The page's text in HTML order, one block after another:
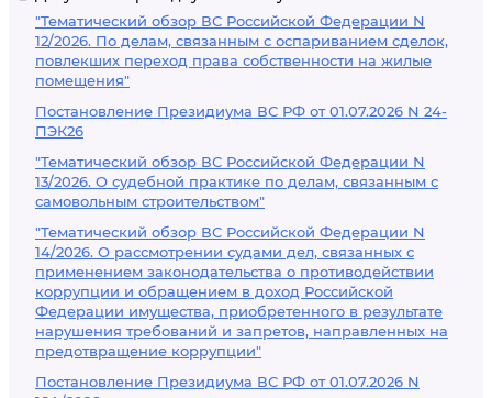
"Тематический обзор ВС Российской Федерации N
12/2026. По делам, связанным с оспариванием сделок,
повлекших переход права собственности на жилые
помещения"
Постановление Президиума ВС РФ от 01.07.2026 N 24-
ПЭК26
"Тематический обзор ВС Российской Федерации N
13/2026. О судебной практике по делам, связанным с
самовольным строительством"
"Тематический обзор ВС Российской Федерации N
14/2026. О рассмотрении судами дел, связанных с
применением законодательства о противодействии
коррупции и обращением в доход Российской
Федерации имущества, приобретенного в результате
нарушения требований и запретов, направленных на
предотвращение коррупции"
Постановление Президиума ВС РФ от 01.07.2026 N